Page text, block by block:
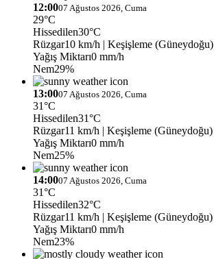
12:0007 Ağustos 2026, Cuma
29°C
Hissedilen30°C
Rüzgar10 km/h | Keşişleme (Güneydoğu)
Yağış Miktarı0 mm/h
Nem29%
13:0007 Ağustos 2026, Cuma
31°C
Hissedilen31°C
Rüzgar11 km/h | Keşişleme (Güneydoğu)
Yağış Miktarı0 mm/h
Nem25%
14:0007 Ağustos 2026, Cuma
31°C
Hissedilen32°C
Rüzgar11 km/h | Keşişleme (Güneydoğu)
Yağış Miktarı0 mm/h
Nem23%